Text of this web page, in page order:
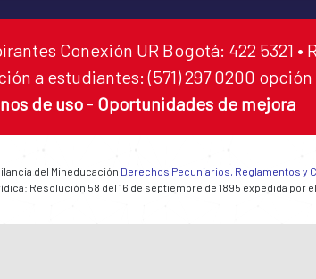
Conexión UR Bogotá: 422 5321 •
a estudiantes: (571) 297 0200 opción
de uso - Oportunidades de mejora
del Mineducación Derechos Pecuniarios, Reglamentos y
Resolución 58 del 16 de septiembre de 1895 expedida por